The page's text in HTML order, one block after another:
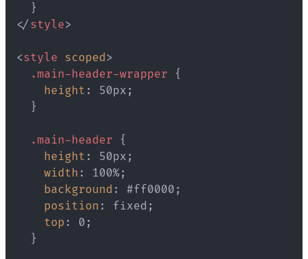
}
</ style>
<style scoped>
.main-header-wrapper
{
height : 50px ;
}
.main-header
{
height : 50px ;
width : 100%;
background : #ff0000 ;
position : fixed ;
top : 0 ;
}